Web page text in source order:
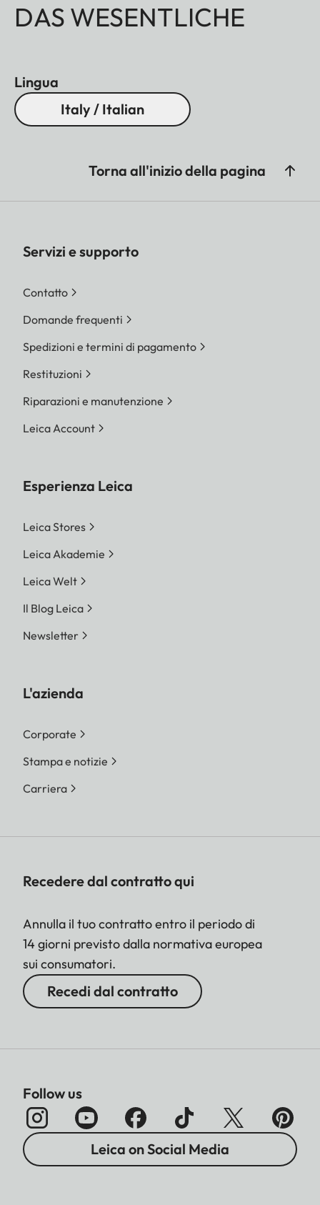
DAS WESENTLICHE
Lingua
Italy / Italian
Torna all'inizio della pagina
Servizi e supporto
Contatto
Domande frequenti
Spedizioni e termini di pagamento
Restituzioni
Riparazioni e manutenzione
Leica Account
Esperienza Leica
Leica Stores
Leica Akademie
Leica Welt
Il Blog Leica
Newsletter
L'azienda
Corporate
Stampa e notizie
Carriera
Recedere dal contratto qui
Annulla il tuo contratto entro il periodo di
14 giorni previsto dalla normativa europea
sui consumatori.
Recedi dal contratto
Follow us
Leica on Social Media